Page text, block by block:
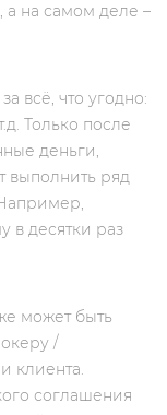
на самом деле –
всё, что угодно:
Только после
деньги,
выполнить ряд
в десятки раз
может быть
/
клиента.
соглашения